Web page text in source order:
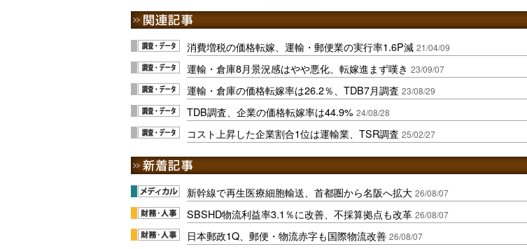
消費増税の価格転嫁、運輸・郵便業の実行率1.6P減 21/04/09
運輸・倉庫8月景況感はやや悪化、転嫁進まず嘆き 23/09/07
運輸・倉庫の価格転嫁率は26.2％、TDB7月調査 23/08/29
TDB調査、企業の価格転嫁率は44.9% 24/08/28
コスト上昇した企業割合1位は運輸業、TSR調査 25/02/27
新幹線で再生医療細胞輸送、首都圏から名阪へ拡大 26/08/07
SBSHD物流利益率3.1％に改善、不採算拠点も改革 26/08/07
日本郵政1Q、郵便・物流赤字も国際物流改善 26/08/07